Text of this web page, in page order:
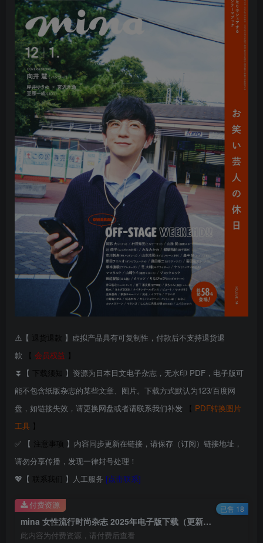
⚠️【 退货退款
】虚拟产品具有可复制性，付款后不支持退货退
款
【 会员权益 】
⏬【
下载须知
】资源为日本日文电子杂志，无水印 PDF，电子版可
能不包含纸版杂志的某些文章、图片。下载方式默认为123/百度网
盘，如链接失效，请更换网盘或者请联系我们补发
【 PDF转换图片
工具 】
✅ 【 注意事项 】内容同步更新在链接，请保存（订阅）链接地址，
请勿分享传播，发现一律封号处理！
💖【 联系我们 】人工服务 [点击联系]
mina 女性流行时尚杂志 2025年电子版下载（更新至2-3月号）
此内容为付费资源，请付费后查看
付费资源 已售 18